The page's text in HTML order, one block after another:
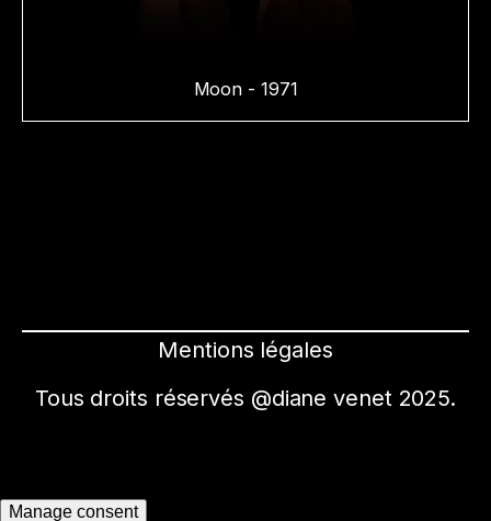
Moon - 1971
Tous droits réservés @diane venet 2025.
Mentions légales
Manage consent